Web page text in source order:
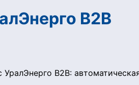
B2B
B2B: